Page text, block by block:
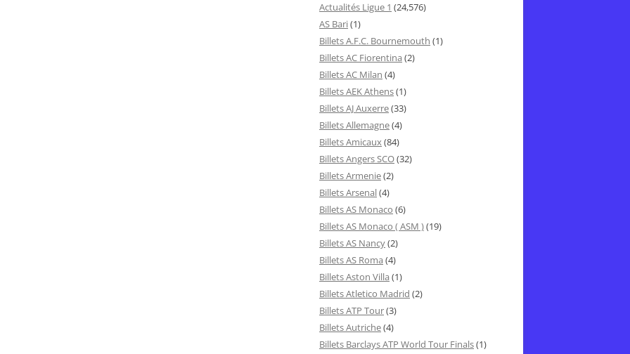
Actualités Ligue 1 (24,576)
AS Bari(1)
Billets A.F.C. Bournemouth (1)
Billets AC Fiorentina (2)
Billets AC Milan (4)
Billets AEK Athens(1)
Billets AJ Auxerre(33)
Billets Allemagne(4)
Billets Amicaux(84)
Billets Angers SCO(32)
Billets Armenie(2)
Billets Arsenal(4)
Billets AS Monaco (6)
Billets AS Monaco ( ASM )(19)
Billets AS Nancy(2)
Billets AS Roma (4)
Billets Aston Villa (1)
Billets Atletico Madrid (2)
Billets ATP Tour(3)
Billets Autriche(4)
Billets Barclays ATP World Tour Finals(1)